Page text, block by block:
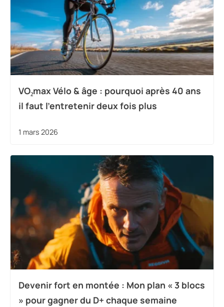
VO₂max Vélo & âge : pourquoi après 40 ans
il faut l’entretenir deux fois plus
1 mars 2026
Devenir fort en montée : Mon plan « 3 blocs
» pour gagner du D+ chaque semaine